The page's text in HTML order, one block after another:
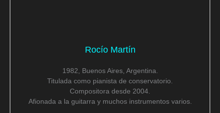
Rocío Martín
1982, Buenos Aires, Argentina.
Titulada como pianista de conservatorio.
Compositora desde 2004.
Afionada a la guitarra y muchos instrumentos varios.